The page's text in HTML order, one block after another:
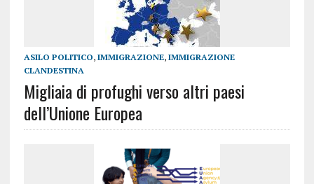
ASILO POLITICO, IMMIGRAZIONE, IMMIGRAZIONE
CLANDESTINA
Migliaia di profughi verso altri paesi
dell’Unione Europea